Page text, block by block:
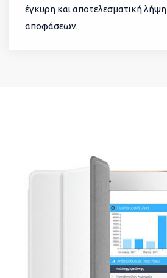
έγκυρη και αποτελεσματική λήψη
αποφάσεων.